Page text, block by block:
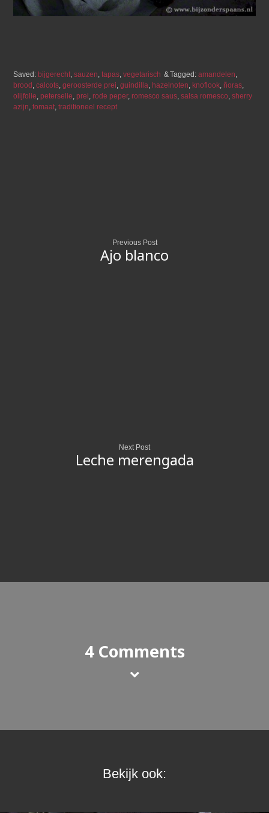
Saved:bijgerecht ,sauzen ,tapas ,vegetarisch Tagged:amandelen
brood ,calcots ,geroosterde prei ,guindilla hazelnoten ,knoflook ñoras
olijfolie ,peterselie ,prei ,rode peper,romesco saus ,salsa romesco ,sherry
azijn ,tomaat ,traditioneel recept
Previous Post
Ajo blanco
Next Post
Leche merengada
4 Comments
Bekijk ook: